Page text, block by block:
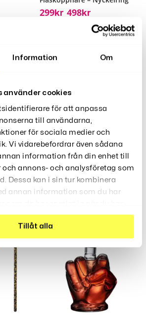
Information Om
använder cookies
för att anpassa
till användarna,
för sociala medier och
Vi vidarebefordrar även sådana
information från din enhet till
och annons- och analysföretag som
Dessa kan i sin tur kombinera
annan information som du har
Tillåt alla
299Kr 498Kr
Rea!
–
Barbordstolar Höga I Järn –
Vintage Design
2,699Kr–2,849Kr